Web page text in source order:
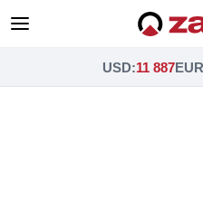
USD:11 887EUR